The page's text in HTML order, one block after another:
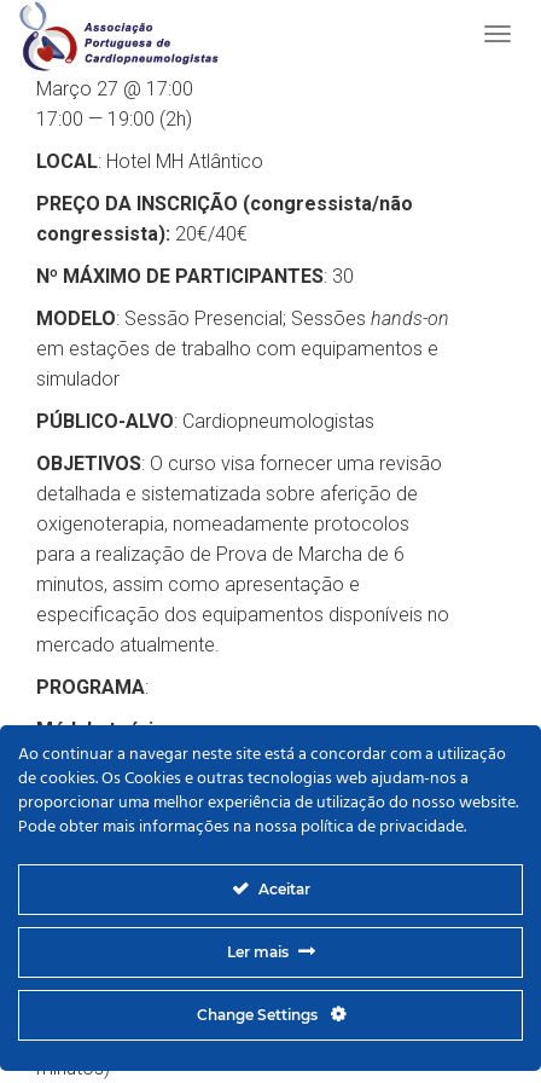
LOCAL: Hotel MH Atlântico
PREÇO DA INSCRIÇÃO (congressista/não
congressista): 20€/40€
Nº MÁXIMO DE PARTICIPANTES: 30
MODELO: Sessão Presencial; Sessões hands-on
em estações de trabalho com equipamentos e
simulador
PÚBLICO-ALVO: Cardiopneumologistas
OBJETIVOS: O curso visa fornecer uma revisão
detalhada e sistematizada sobre aferição de
oxigenoterapia, nomeadamente protocolos
para a realização de Prova de Marcha de 6
minutos, assim como apresentação e
especificação dos equipamentos disponíveis no
mercado atualmente.
PROGRAMA:
Módulo teórico
– Fontes de administração de oxigenoterapia
domiciliar e forma de administração
– Aferição de oxigenoterapia – da teoria à
prática
– Banca prática com diversos equipamentos de
oxigenoterapia para manuseio e testes pelos
– Simulação de PM6m (Prova de Marcha de 6
minutos)
Março 27 @ 17:00
17:00 — 19:00 (2h)
Ao continuar a navegar neste site está a concordar com a utilização
de cookies. Os Cookies e outras tecnologias web ajudam-nos a
proporcionar uma melhor experiência de utilização do nosso website.
Pode obter mais informações na nossa política de privacidade.
Aceitar
Ler mais
Change Settings